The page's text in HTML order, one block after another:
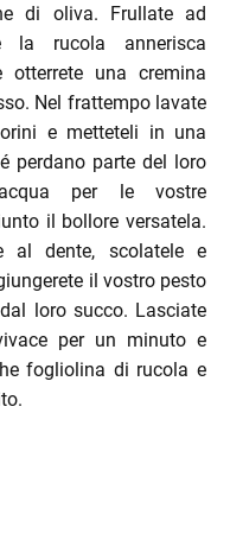
di oliva. Frullate ad
la rucola annerisca
una cremina
Nel frattempo lavate
e metteteli in una
perdano parte del loro
per le vostre
il bollore versatela.
al dente, scolatele e
il vostro pesto
loro succo. Lasciate
per un minuto e
fogliolina di rucola e